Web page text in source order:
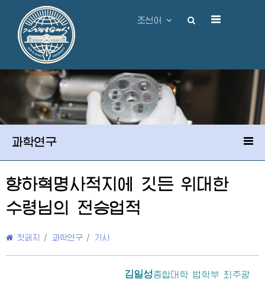
조선어
과학연구
향하혁명사적지에 깃든 위대한
수령님의 전승업적
첫페지 / 과학연구 / 기사
김일성종합대학 법학부 최주광